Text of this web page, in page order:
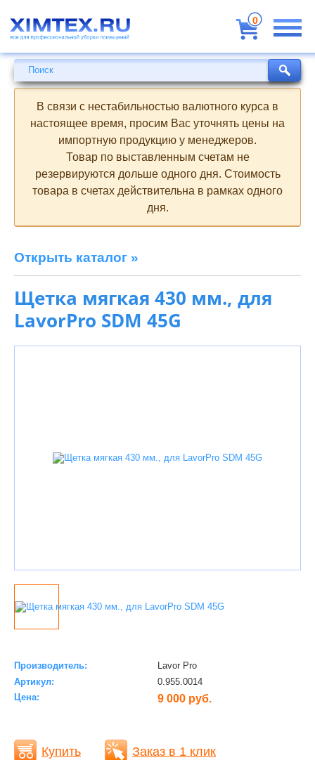
для
профессиональной
уборки
помещений
Поиск
В связи с нестабильностью валютного курса в
настоящее время, просим Вас уточнять цены на
импортную продукцию у менеджеров.
Товар по выставленным счетам не
резервируются дольше одного дня. Стоимость
товара в счетах действительна в рамках одного
дня.
Открыть каталог »
Щетка мягкая 430 мм., для
LavorPro SDM 45G
Производитель:
Lavor Pro
Артикул:
0.955.0014
Цена:
9 000 руб.
Купить Заказ в 1 клик
Поиск
0